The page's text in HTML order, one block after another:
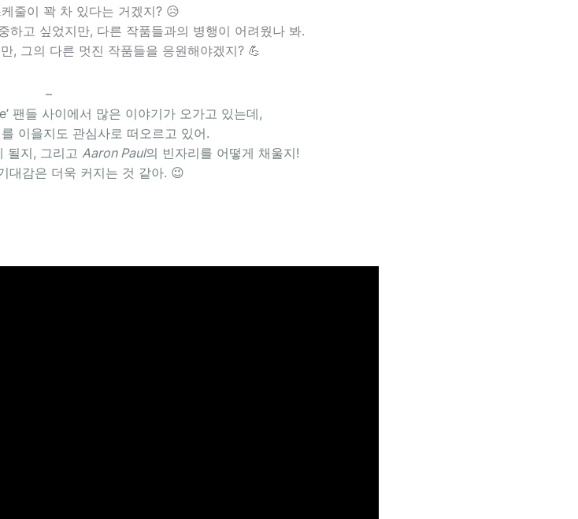
줄이 꽉 차 있다는 거겠지? 😥
하고 싶었지만, 다른 작품들과의 병행이 어려웠나 봐.
, 그의 다른 멋진 작품들을 응원해야겠지? 💪
–
팬들 사이에서 많은 이야기가 오가고 있는데,
이을지도 관심사로 떠오르고 있어.
될지, 그리고 Aaron Paul의 빈자리를 어떻게 채울지!
대감은 더욱 커지는 것 같아. 😉